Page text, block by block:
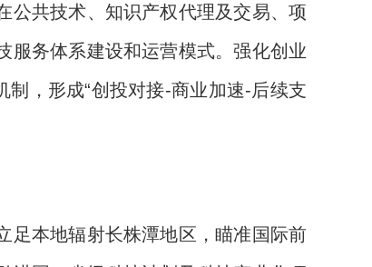
公共技术、知识产权代理及交易、项
服务体系建设和运营模式。强化创业
制，形成“创投对接-商业加速-后续支
足本地辐射长株潭地区，瞄准国际前